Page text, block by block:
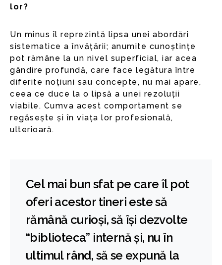
lor?
Un minus îl reprezintă lipsa unei abordări
sistematice a învățării; anumite cunoștințe
pot rămâne la un nivel superficial, iar acea
gândire profundă, care face legătura între
diferite noțiuni sau concepte, nu mai apare,
ceea ce duce la o lipsă a unei rezoluții
viabile. Cumva acest comportament se
regăsește și în viața lor profesională,
ulterioară.
Cel mai bun sfat pe care îl pot
oferi acestor tineri este să
rămână curioși, să își dezvolte
“biblioteca” internă și, nu în
ultimul rând, să se expună la